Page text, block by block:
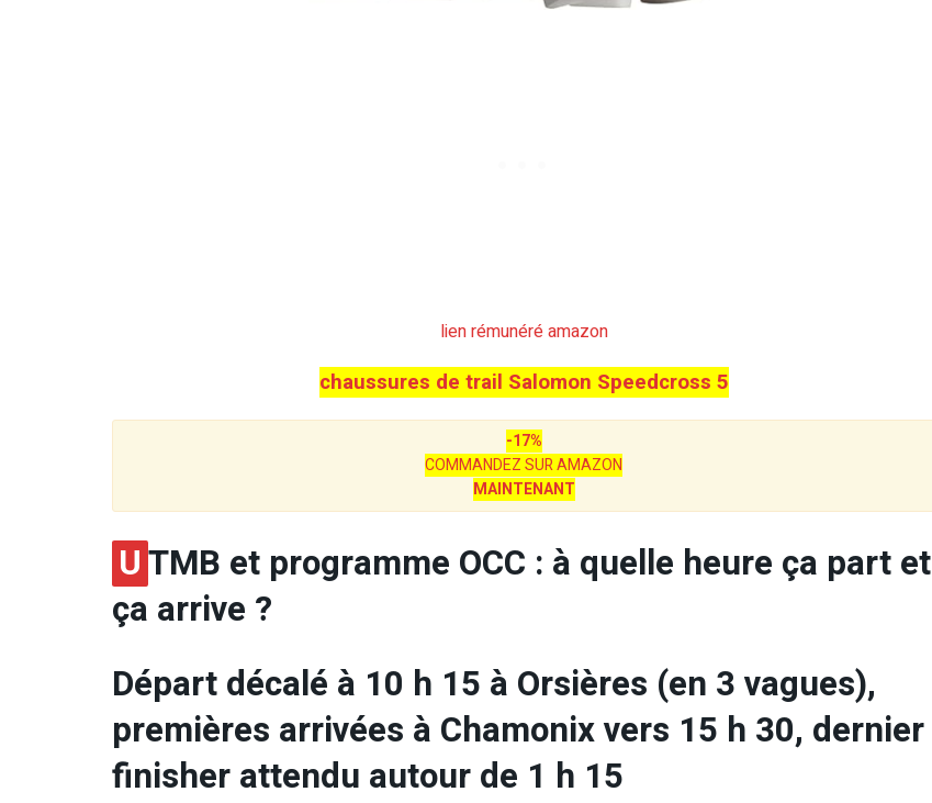
lien rémunéré amazon
chaussures de trail Salomon Speedcross 5
-17%
COMMANDEZ SUR AMAZON
MAINTENANT
UTMB et programme OCC : à quelle heure ça part et
ça arrive ?
Départ décalé à 10 h 15 à Orsières (en 3 vagues),
premières arrivées à Chamonix vers 15 h 30, dernier
finisher attendu autour de 1 h 15